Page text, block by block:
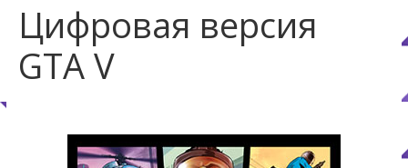
Цифровая версия
GTA V